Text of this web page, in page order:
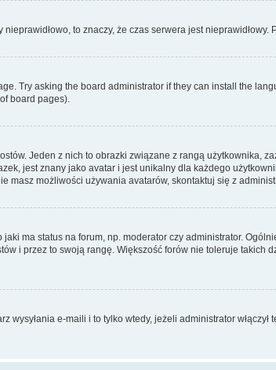
to znaczy, że czas serwera jest
Try asking the board administrator if they can install the
board pages).
Jeden z nich to obrazki związane z rangą użytkownika,
jest znany jako avatar i jest unikalny dla każdego
masz możliwości używania avatarów, skontaktuj się z
ma status na forum, np. moderator czy administrator.
i przez to swoją rangę. Większość forów nie toleruje takich
e-maili i to tylko wtedy, jeżeli administrator